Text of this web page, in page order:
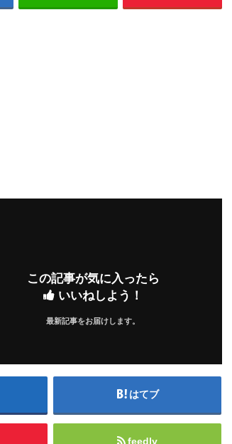
この記事が気に入ったら
いいねしよう！
最新記事をお届けします。
はてブ
feedly